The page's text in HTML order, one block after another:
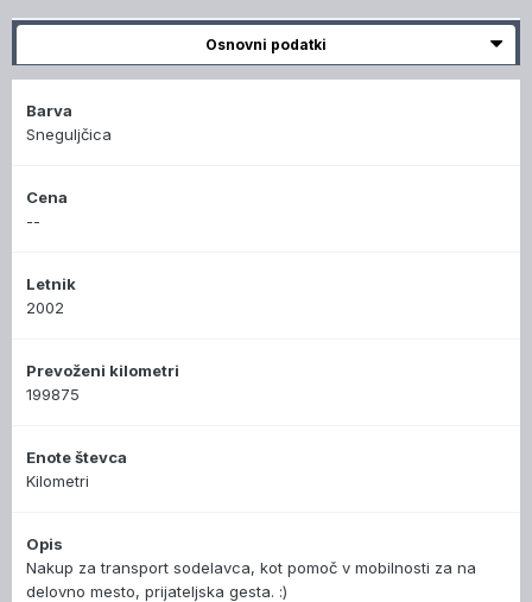
Osnovni podatki
Barva
Sneguljčica
Cena
--
Letnik
2002
Prevoženi kilometri
199875
Enote števca
Kilometri
Opis
Nakup za transport sodelavca, kot pomoč v mobilnosti za na
delovno mesto, prijateljska gesta. :)